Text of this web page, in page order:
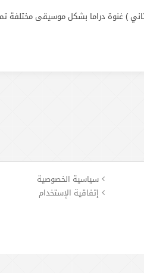
) غنوة دراما بشكل موسيقى مختلفة
سياسية الخصوصية
إتفاقية الإستخدام